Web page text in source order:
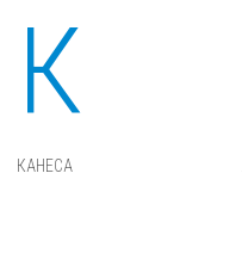
К
КАНЕСА